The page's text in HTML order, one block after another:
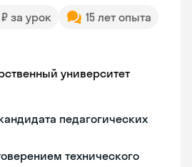
₽ за урок
15 лет опыта
университет
педагогических
технического